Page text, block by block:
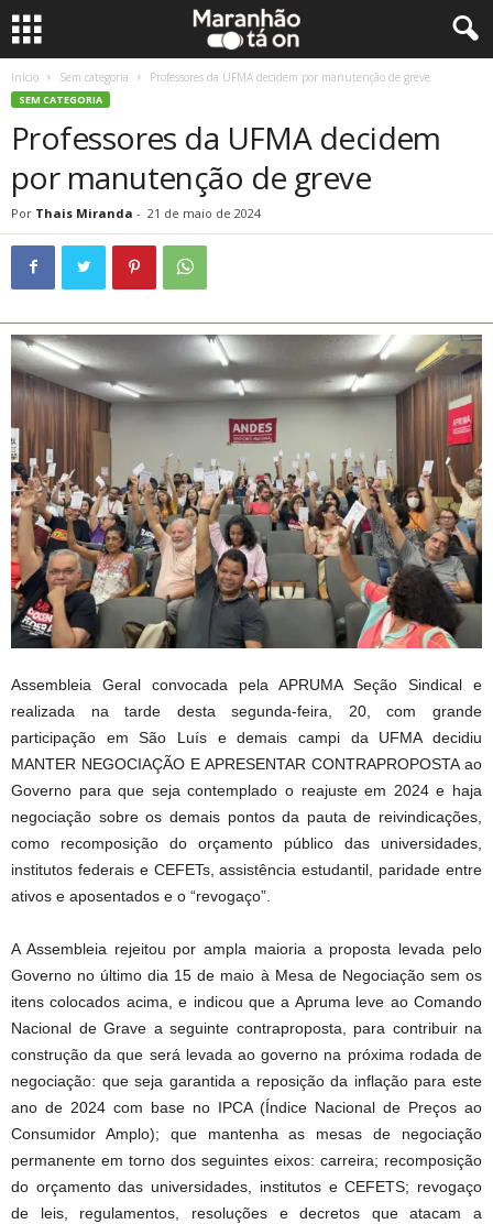
Início Sem categoria Professores da UFMA decidem por manutenção de greve
SEM CATEGORIA
Professores da UFMA decidem
por manutenção de greve
Por Thais Miranda - 21 de maio de 2024
Assembleia Geral convocada pela APRUMA Seção Sindical e
realizada na tarde desta segunda-feira, 20, com grande
participação em São Luís e demais campi da UFMA decidiu
MANTER NEGOCIAÇÃO E APRESENTAR CONTRAPROPOSTA ao
Governo para que seja contemplado o reajuste em 2024 e haja
negociação sobre os demais pontos da pauta de reivindicações,
como recomposição do orçamento público das universidades,
institutos federais e CEFETs, assistência estudantil, paridade entre
ativos e aposentados e o “revogaço”.
A Assembleia rejeitou por ampla maioria a proposta levada pelo
Governo no último dia 15 de maio à Mesa de Negociação sem os
itens colocados acima, e indicou que a Apruma leve ao Comando
Nacional de Grave a seguinte contraproposta, para contribuir na
construção da que será levada ao governo na próxima rodada de
negociação: que seja garantida a reposição da inflação para este
ano de 2024 com base no IPCA (Índice Nacional de Preços ao
Consumidor Amplo); que mantenha as mesas de negociação
permanente em torno dos seguintes eixos: carreira; recomposição
do orçamento das universidades, institutos e CEFETS; revogaço
de leis, regulamentos, resoluções e decretos que atacam a